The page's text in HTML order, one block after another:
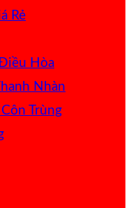
Rẻ
Hòa
Nhàn
Trùng